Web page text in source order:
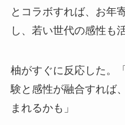
とコラボすれば、お年
し、若い世代の感性も
柚がすぐに反応した。
験と感性が融合すれば
まれるかも」